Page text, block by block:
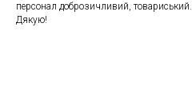
персонал доброзичливий, товариський.
Дякую!